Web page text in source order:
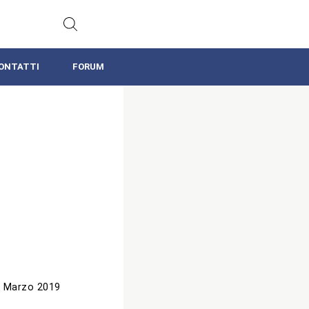
FORUM
Marzo 2019